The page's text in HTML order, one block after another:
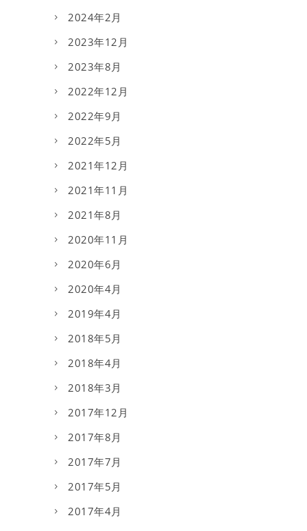
2024年2月
2023年12月
2023年8月
2022年12月
2022年9月
2022年5月
2021年12月
2021年11月
2021年8月
2020年11月
2020年6月
2020年4月
2019年4月
2018年5月
2018年4月
2018年3月
2017年12月
2017年8月
2017年7月
2017年5月
2017年4月